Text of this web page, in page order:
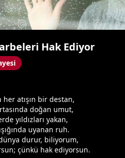
Hak Ediyor
atışın bir destan,
doğan umut,
yıldızları yakan,
uyanan ruh.
durur, biliyorum,
çünkü hak ediyorsun.